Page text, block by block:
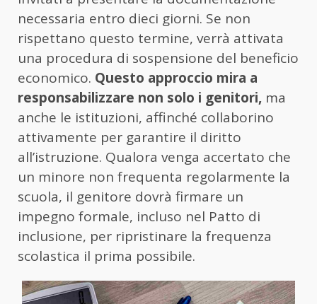
necessaria entro dieci giorni. Se non
rispettano questo termine, verrà attivata
una procedura di sospensione del beneficio
economico. Questo approccio mira a
responsabilizzare non solo i genitori, ma
anche le istituzioni, affinché collaborino
attivamente per garantire il diritto
all’istruzione. Qualora venga accertato che
un minore non frequenta regolarmente la
scuola, il genitore dovrà firmare un
impegno formale, incluso nel Patto di
inclusione, per ripristinare la frequenza
scolastica il prima possibile.